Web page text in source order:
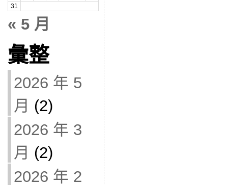
31
« 5 月
彙整
2026 年 5
月 (2)
2026 年 3
月 (2)
2026 年 2